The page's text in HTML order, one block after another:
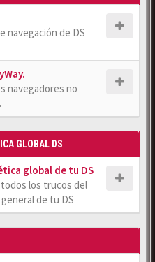
navegación de DS
navegadores no
GLOBAL DS
global de tu DS
los trucos del
de tu DS